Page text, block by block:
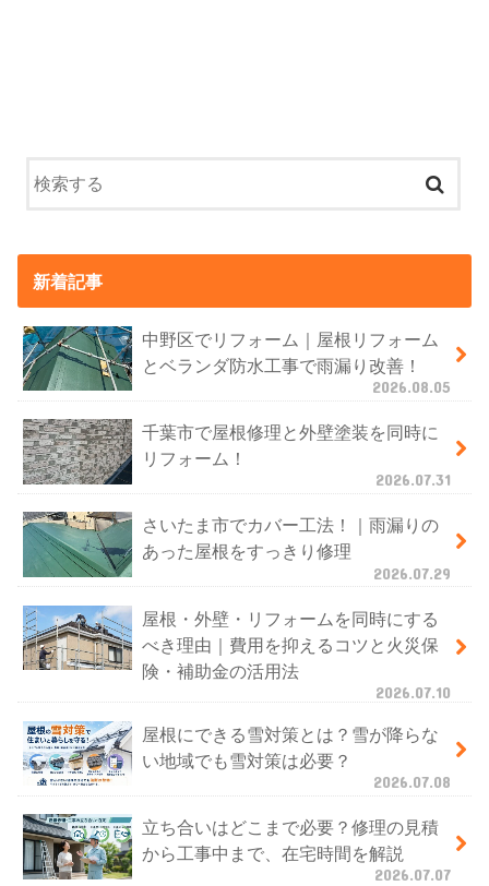
新着記事
中野区でリフォーム｜屋根リフォーム
とベランダ防水工事で雨漏り改善！
2026.08.05
千葉市で屋根修理と外壁塗装を同時に
リフォーム！
2026.07.31
さいたま市でカバー工法！｜雨漏りの
あった屋根をすっきり修理
2026.07.29
屋根・外壁・リフォームを同時にする
べき理由｜費用を抑えるコツと火災保
険・補助金の活用法
2026.07.10
屋根にできる雪対策とは？雪が降らな
い地域でも雪対策は必要？
2026.07.08
立ち合いはどこまで必要？修理の見積
から工事中まで、在宅時間を解説
2026.07.07